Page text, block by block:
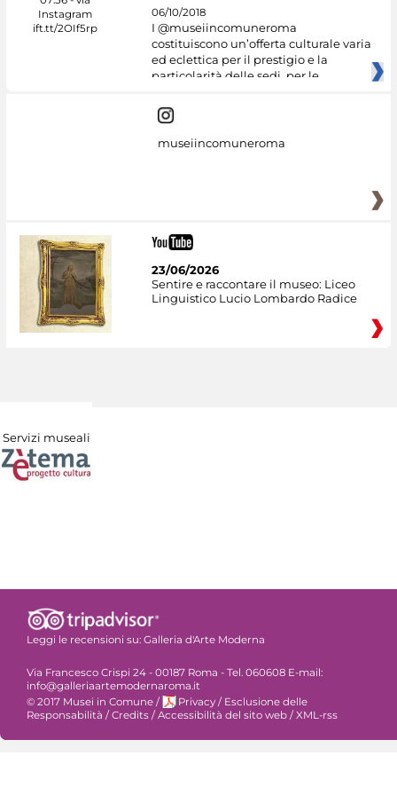
06/10/2018
I @museiincomuneroma
costituiscono un’offerta culturale varia
ed eclettica per il prestigio e la
particolarità delle sedi, per le
museiincomuneroma
23/06/2026
Sentire e raccontare il museo: Liceo
Linguistico Lucio Lombardo Radice
Servizi museali
Leggi le recensioni su: Galleria d'Arte Moderna
Via Francesco Crispi 24 - 00187 Roma - Tel. 060608 E-mail:
info@galleriaartemodernaroma.it
© 2017 Musei in Comune / Privacy / Esclusione delle
Responsabilità / Credits / Accessibilità del sito web / XML-rss